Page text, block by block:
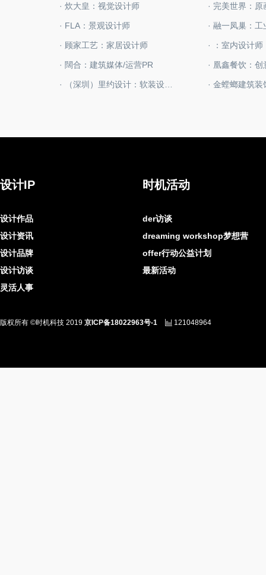
· 炊大皇：视觉设计师 · 完美世界：原
· FLA：景观设计师 · 融一凤巢：工
· 顾家工艺：家居设计师 · ：室内设计师
· 闊合：建筑媒体/运营PR · 凰鑫餐饮：创
· 金螳螂建筑
设计IP
设计作品
设计资讯
设计品牌
设计访谈
灵活人事
时机活动
der访谈
dreaming workshop梦想营
offer行动公益计划
最新活动
版权所有 ©时机科技 2019 京ICP备18022963号-1 121048964